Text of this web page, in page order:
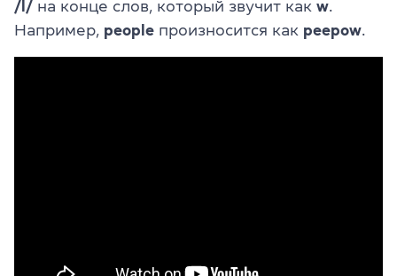
/l/ на конце слов, который звучит как w.
Например, people произносится как peepow.